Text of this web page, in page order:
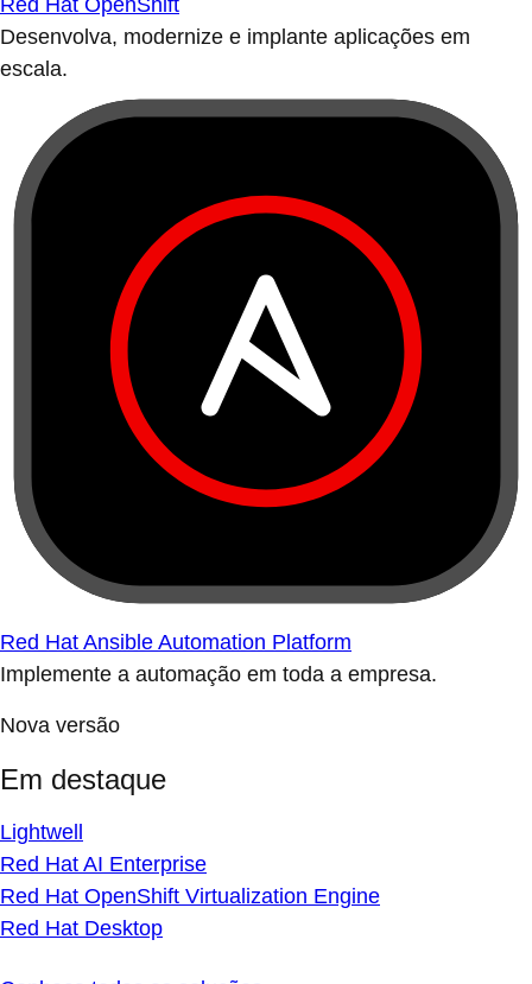
Red Hat OpenShift
Desenvolva, modernize e implante aplicações em
escala.
Red Hat Ansible Automation Platform
Implemente a automação em toda a empresa.
Nova versão
Em destaque
Lightwell
Red Hat AI Enterprise
Red Hat OpenShift Virtualization Engine
Red Hat Desktop